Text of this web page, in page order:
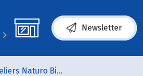
Newsletter
Ateliers Naturo Biocoop L'Aile du Papillon